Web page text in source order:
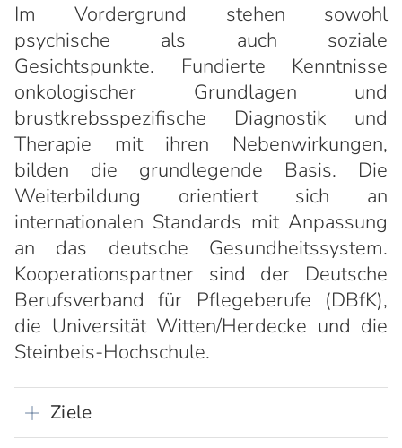
Im Vordergrund stehen sowohl
psychische als auch soziale
Gesichtspunkte. Fundierte Kenntnisse
onkologischer Grundlagen und
brustkrebsspezifische Diagnostik und
Therapie mit ihren Nebenwirkungen,
bilden die grundlegende Basis. Die
Weiterbildung orientiert sich an
internationalen Standards mit Anpassung
an das deutsche Gesundheitssystem.
Kooperationspartner sind der Deutsche
Berufsverband für Pflegeberufe (DBfK),
die Universität Witten/Herdecke und die
Steinbeis-Hochschule.
Ziele